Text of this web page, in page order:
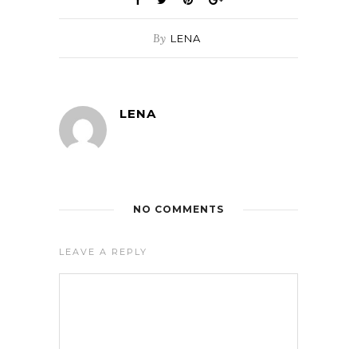
By LENA
LENA
NO COMMENTS
LEAVE A REPLY